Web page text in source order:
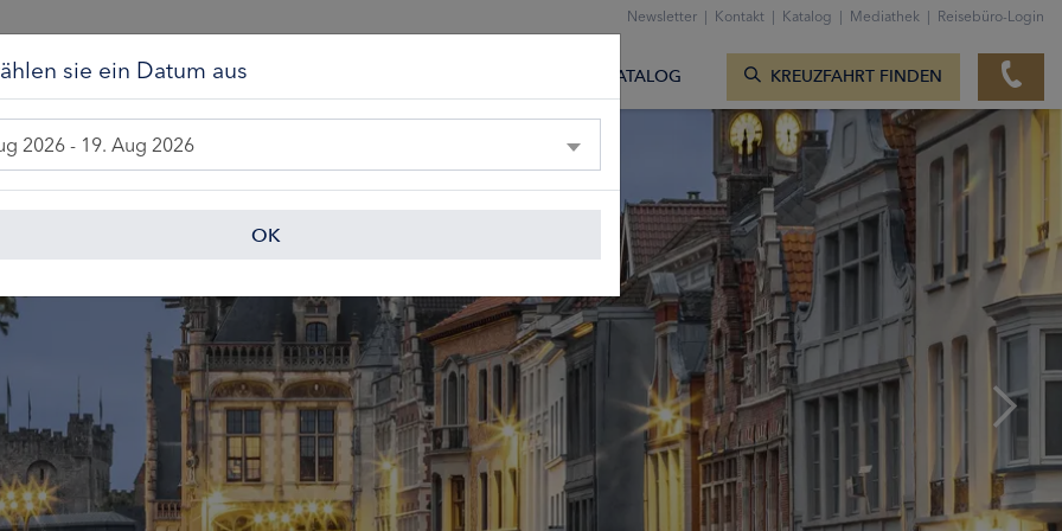
sie ein Datum aus
2026 - 19. Aug 2026
OK
Newsletter | Kontakt | Katalog | Mediathek | Reisebüro-Login
UNSERE SCHIFFE KATALOG KREUZFAHRT FINDEN
ZUM KONTAKTFORMULAR